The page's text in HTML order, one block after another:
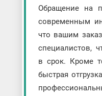
Обращение на
современным
что вашим
специалистов,
в срок. Кроме
быстрая